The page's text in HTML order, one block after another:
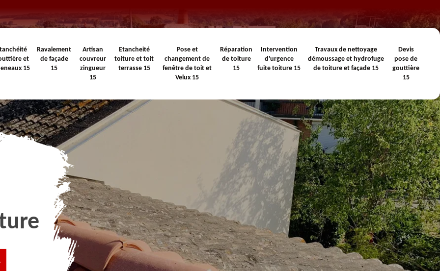
et
15
Ravalement
de façade
15
Artisan
couvreur
zingueur
15
Etancheité
toiture et toit
terrasse 15
Pose et
changement de
fenêtre de toit et
Velux 15
Réparation
de toiture
15
Intervention
d'urgence
fuite toiture 15
Travaux de nettoyage
démoussage et hydrofuge
de toiture et façade 15
Devis
pose de
gouttière
15